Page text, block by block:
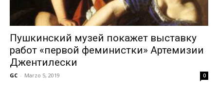
Пушкинский музей покажет выставку
работ «первой феминистки» Артемизии
Джентилески
GC - Marzo 5, 2019 0